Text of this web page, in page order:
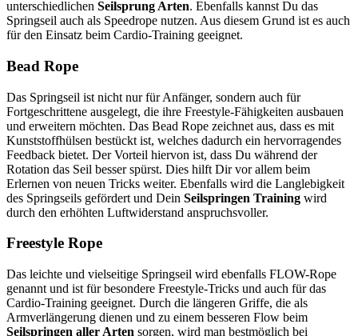
unterschiedlichen Seilsprung Arten. Ebenfalls kannst Du das
Springseil auch als Speedrope nutzen. Aus diesem Grund ist es auch
für den Einsatz beim Cardio-Training geeignet.
Bead Rope
Das Springseil ist nicht nur für Anfänger, sondern auch für
Fortgeschrittene ausgelegt, die ihre Freestyle-Fähigkeiten ausbauen
und erweitern möchten. Das Bead Rope zeichnet aus, dass es mit
Kunststoffhülsen bestückt ist, welches dadurch ein hervorragendes
Feedback bietet. Der Vorteil hiervon ist, dass Du während der
Rotation das Seil besser spürst. Dies hilft Dir vor allem beim
Erlernen von neuen Tricks weiter. Ebenfalls wird die Langlebigkeit
des Springseils gefördert und Dein Seilspringen Training wird
durch den erhöhten Luftwiderstand anspruchsvoller.
Freestyle Rope
Das leichte und vielseitige Springseil wird ebenfalls FLOW-Rope
genannt und ist für besondere Freestyle-Tricks und auch für das
Cardio-Training geeignet. Durch die längeren Griffe, die als
Armverlängerung dienen und zu einem besseren Flow beim
Seilspringen aller Arten sorgen, wird man bestmöglich bei